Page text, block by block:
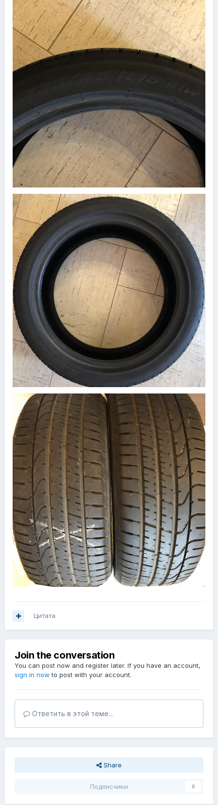
Цитата
Join the conversation
You can post now and register later. If you have an account,
sign in now to post with your account.
Ответить в этой теме...
Share
Подписчики 0